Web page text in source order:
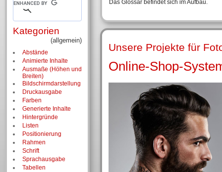
Das Glossar befindet sich im Aufbau.
Unsere Projekte für
Online-Shop-
Kategorien
(allgemein)
Abstände
Animierte Inhalte
Ausmaße (Höhen und
Breiten)
Bildschirm­darstellung
Druckausgabe
Farben
Generierte Inhalte
Hintergründe
Listen
Positionierung
Rahmen
Schrift
Sprachausgabe
Tabellen